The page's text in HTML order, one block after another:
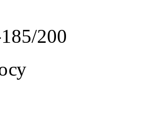
200